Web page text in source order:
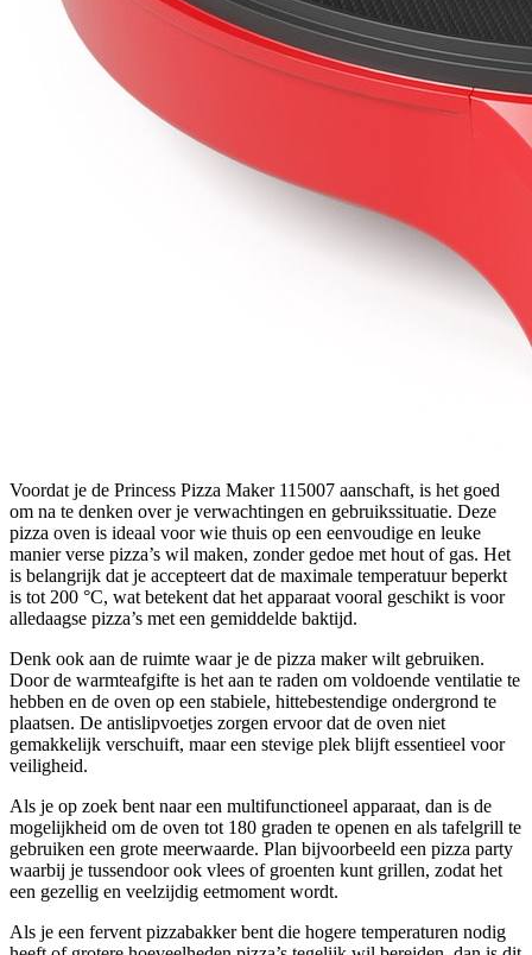
Voordat je de Princess Pizza Maker 115007 aanschaft, is het goed
om na te denken over je verwachtingen en gebruikssituatie. Deze
pizza oven is ideaal voor wie thuis op een eenvoudige en leuke
manier verse pizza’s wil maken, zonder gedoe met hout of gas. Het
is belangrijk dat je accepteert dat de maximale temperatuur beperkt
is tot 200 °C, wat betekent dat het apparaat vooral geschikt is voor
alledaagse pizza’s met een gemiddelde baktijd.
Denk ook aan de ruimte waar je de pizza maker wilt gebruiken.
Door de warmteafgifte is het aan te raden om voldoende ventilatie te
hebben en de oven op een stabiele, hittebestendige ondergrond te
plaatsen. De antislipvoetjes zorgen ervoor dat de oven niet
gemakkelijk verschuift, maar een stevige plek blijft essentieel voor
veiligheid.
Als je op zoek bent naar een multifunctioneel apparaat, dan is de
mogelijkheid om de oven tot 180 graden te openen en als tafelgrill te
gebruiken een grote meerwaarde. Plan bijvoorbeeld een pizza party
waarbij je tussendoor ook vlees of groenten kunt grillen, zodat het
een gezellig en veelzijdig eetmoment wordt.
Als je een fervent pizzabakker bent die hogere temperaturen nodig